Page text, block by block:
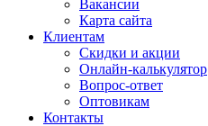
Вакансии
Карта сайта
Клиентам
Скидки и акции
Онлайн-калькулятор
Вопрос-ответ
Оптовикам
Контакты